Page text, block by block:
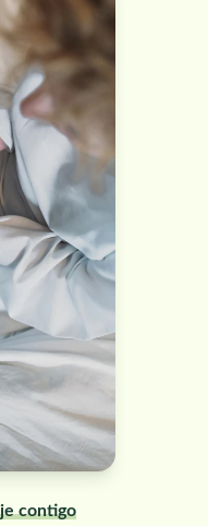
contigo